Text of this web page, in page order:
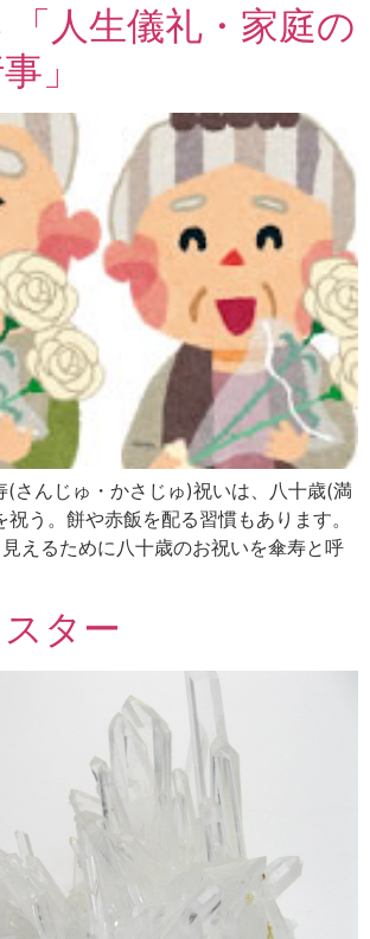
「人生儀礼・家庭の
」
(さんじゅ・かさじゅ)祝いは、八十歳(満
う。餅や赤飯を配る習慣もあります。
えるために八十歳のお祝いを傘寿と呼
ター